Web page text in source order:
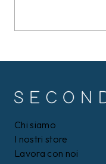
Chi siamo
I nostri store
Lavora con noi